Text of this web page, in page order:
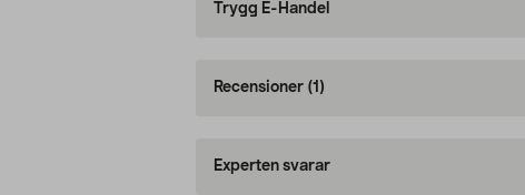
Trygg E-Handel
Recensioner (1)
Experten svarar